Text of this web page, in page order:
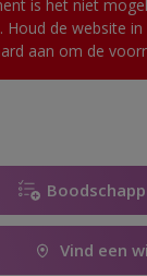
is het niet
Houd de website
aan om de
Vind een